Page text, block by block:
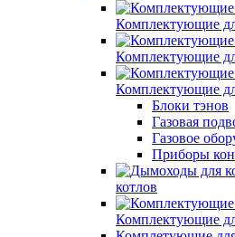
Комплектующие
Комплектующие
Комплектующие
Блоки тэнов
Газовая
Газовое
Приборы
котлов
Комплектующие